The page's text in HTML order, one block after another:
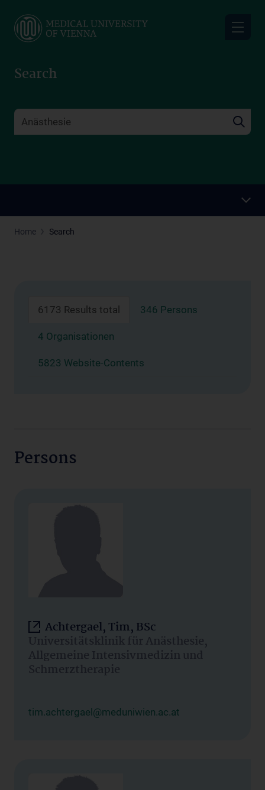
main
Search
Home Search
6173 Results total 346 Persons
4 Organisationen
5823 Website-Contents
Persons
Achtergael, Tim, BSc
Universitätsklinik für Anästhesie,
Allgemeine Intensivmedizin und
Schmerztherapie
tim.achtergael@meduniwien.ac.at